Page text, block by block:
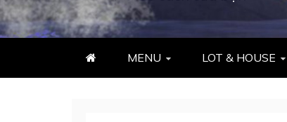
MENU LOT & HOUSE